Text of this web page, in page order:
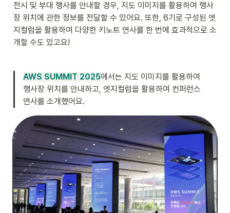
전시 및 부대 행사를 안내할 경우, 지도 이미지를 활용하여 행사
장 위치에 관한 정보를 전달할 수 있어요. 또한, 6기로 구성된 엣
지컬럼을 활용하여 다양한 키노트 연사를 한 번에 효과적으로 소
개할 수도 있고요!
AWS SUMMIT 2025에서는 지도 이미지를 활용하여
행사장 위치를 안내하고, 엣지컬럼을 활용하여 컨퍼런스
연사를 소개했어요.